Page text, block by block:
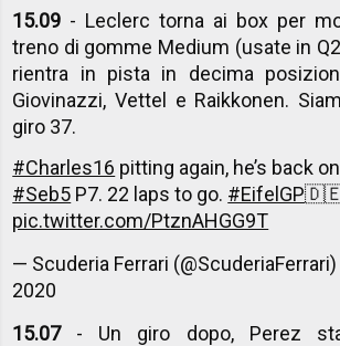
15.09 - Leclerc torna ai box per
treno di gomme Medium (usate in
rientra in pista in decima
Giovinazzi, Vettel e Raikkonen.
giro 37.
#Charles16 pitting again, he’s back
#Seb5 P7. 22 laps to go. #EifelGP
pic.twitter.com/PtznAHGG9T
— Scuderia Ferrari (@ScuderiaFerrari)
2020
15.07- Un giro dopo, Perez